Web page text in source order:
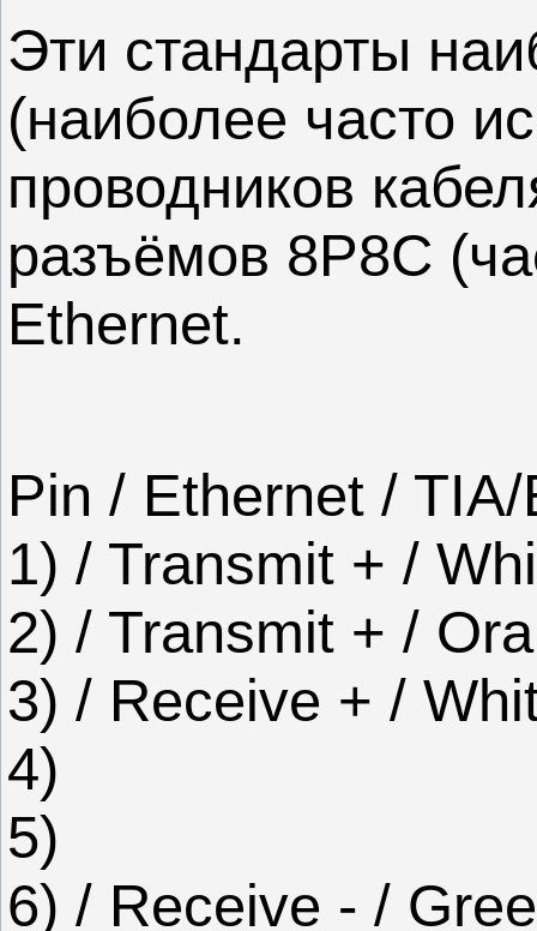
Эти стандарты
(наиболее часто
проводников
разъёмов 8P8C
Ethernet.
Pin / Ethernet /
1) / Transmit + /
2) / Transmit + /
3) / Receive + /
4)
5)
6) / Receive - /